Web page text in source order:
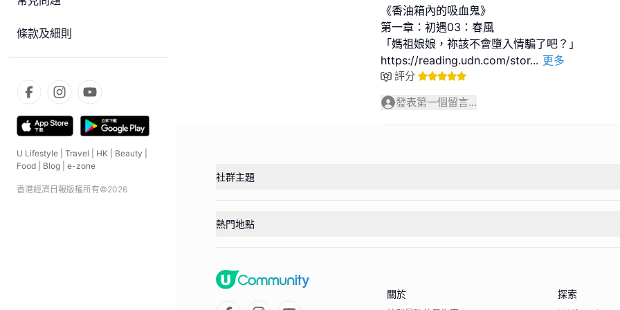
條款及細則
U Lifestyle Travel HK Beauty
Food
Blog e-zone
香港經濟日報版權所有©2026
《香油箱內的吸血鬼》
第一章：初遇03：春風
「媽祖娘娘，祢該不會墮入情騙了吧？」
https://reading.udn.com/stor... 更多
評分
發表第一個留言...
社群主題
熱門地點
關於 探索